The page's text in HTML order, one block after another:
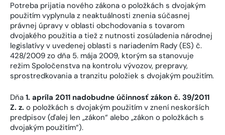
Potreba prijatia nového zákona o položkách s dvojakým
použitím vyplynula z neaktuálnosti znenia súčasnej
právnej úpravy v oblasti obchodovania s tovarom
dvojakého použitia a tiež z nutnosti zosúladenia národnej
legislatívy v uvedenej oblasti s nariadením Rady (ES) č.
428/2009 zo dňa 5. mája 2009, ktorým sa stanovuje
režim Spoločenstva na kontrolu vývozov, prepravy,
sprostredkovania a tranzitu položiek s dvojakým použitím.
Dňa 1. apríla 2011 nadobudne účinnosť zákon č. 39/2011
Z. z. o položkách s dvojakým použitím v znení neskorších
predpisov (ďalej len „zákon“ alebo „zákon o položkách s
dvojakým použitím“).